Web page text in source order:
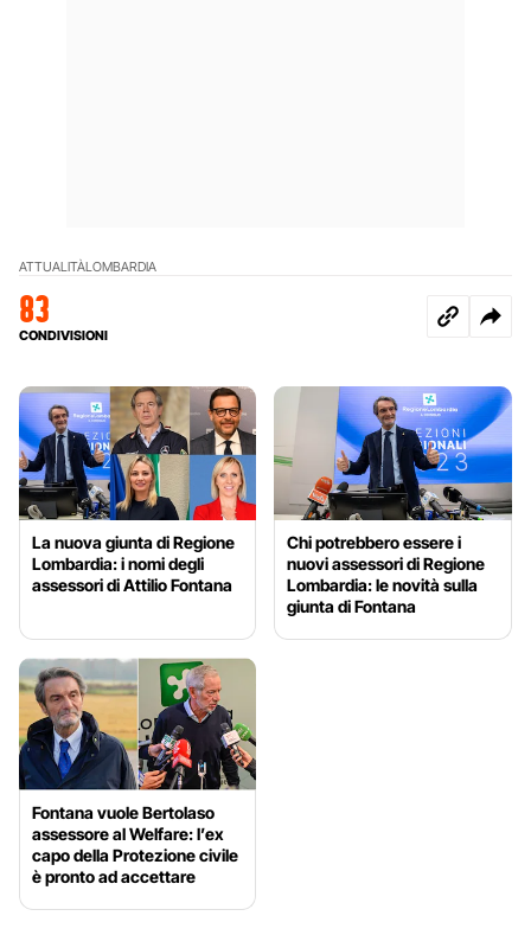
ATTUALITÀLOMBARDIA
83
CONDIVISIONI
La nuova giunta di Regione
Lombardia: i nomi degli
assessori di Attilio Fontana
Chi potrebbero essere i
nuovi assessori di Regione
Lombardia: le novità sulla
giunta di Fontana
Fontana vuole Bertolaso
assessore al Welfare: l’ex
capo della Protezione civile
è pronto ad accettare